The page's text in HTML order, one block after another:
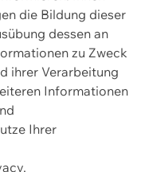
die Bildung dieser
dessen an
zu Zweck
ihrer Verarbeitung
Informationen
Ihrer